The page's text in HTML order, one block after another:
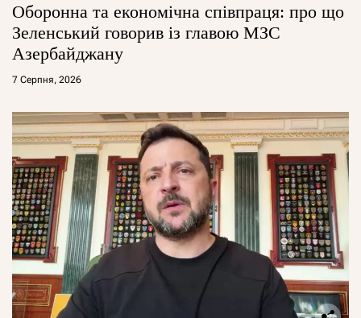
Оборонна та економічна співпраця: про що
Зеленський говорив із главою МЗС
Азербайджану
7 Серпня, 2026